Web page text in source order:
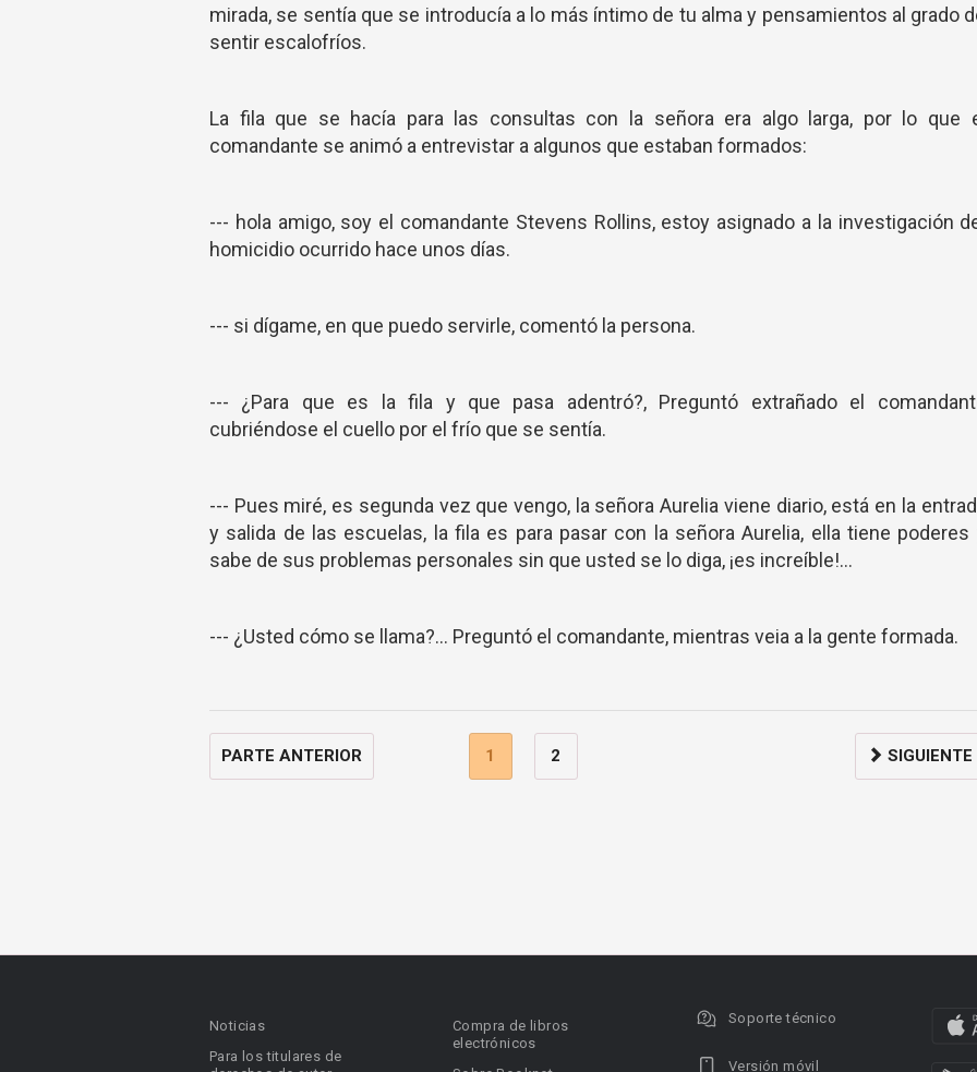
mirada, se sentía que se introducía a lo más íntimo de tu alma y pensamientos al grado
sentir escalofríos.
La fila que se hacía para las consultas con la señora era algo larga, por lo que
comandante se animó a entrevistar a algunos que estaban formados:
--- hola amigo, soy el comandante Stevens Rollins, estoy asignado a la investigación
homicidio ocurrido hace unos días.
--- si dígame, en que puedo servirle, comentó la persona.
--- ¿Para que es la fila y que pasa adentró?, Preguntó extrañado el
cubriéndose el cuello por el frío que se sentía.
--- Pues miré, es segunda vez que vengo, la señora Aurelia viene diario, está en la
y salida de las escuelas, la fila es para pasar con la señora Aurelia, ella tiene poderes
sabe de sus problemas personales sin que usted se lo diga, ¡es increíble!...
--- ¿Usted cómo se llama?... Preguntó el comandante, mientras veia a la gente formada.
PARTE ANTERIOR 1 2 SIGUIENTE
Noticias
Para los titulares de
Compra de libros
electrónicos
Soporte técnico
Versión móvil